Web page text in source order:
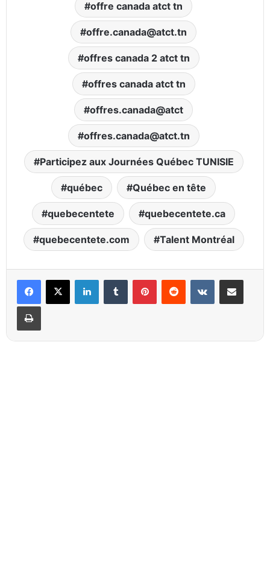
offre canada atct tn
offre.canada@atct.tn
offres canada 2 atct tn
offres canada atct tn
offres.canada@atct
offres.canada@atct.tn
Participez aux Journées Québec TUNISIE
québec Québec en tête
quebecentete quebecentete.ca
quebecentete.com Talent Montréal
LinkedinTumblr PinterestReddit VKontaktePartager par email
Imprimer